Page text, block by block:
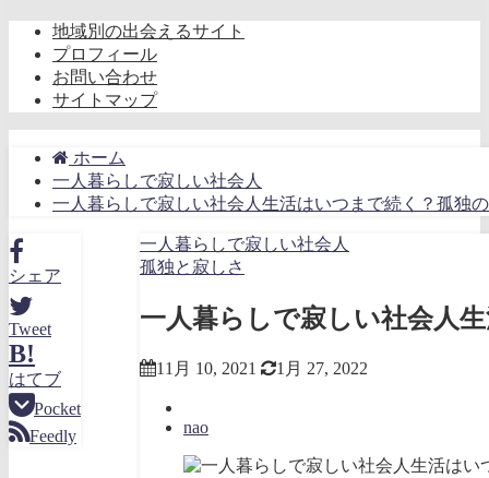
地域別の出会えるサイト
プロフィール
お問い合わせ
サイトマップ
ホーム
一人暮らしで寂しい社会人
一人暮らしで寂しい社会人生活はいつまで続く？孤独
シェア
Tweet
B!
はてブ
Pocket
Feedly
一人暮らしで寂しい社会人
孤独と寂しさ
一人暮らしで寂しい社会人
11月 10, 2021 1月 27, 2022
nao